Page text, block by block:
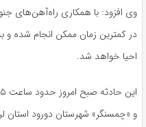
وی افزود: با همکاری راه‌آهن‌های
در کمترین زمان ممکن انجام شده و
احیا خواهد شد.
و «چمسنگر» شهرستان دورود استان